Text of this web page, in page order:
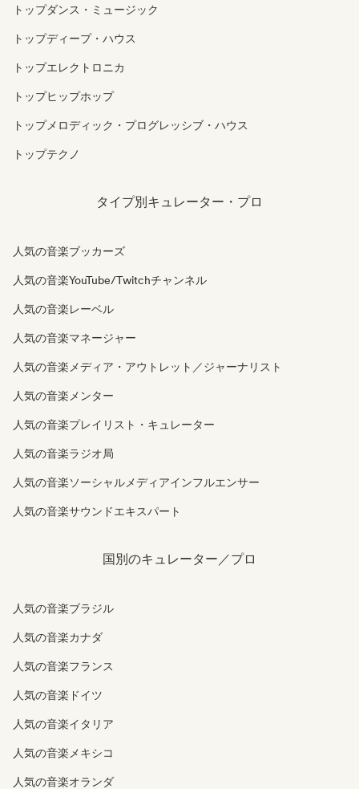
トップダンス・ミュージック
トップディープ・ハウス
トップエレクトロニカ
トップヒップホップ
トップメロディック・プログレッシブ・ハウス
トップテクノ
タイプ別キュレーター・プロ
人気の音楽ブッカーズ
人気の音楽YouTube/Twitchチャンネル
人気の音楽レーベル
人気の音楽マネージャー
人気の音楽メディア・アウトレット／ジャーナリスト
人気の音楽メンター
人気の音楽プレイリスト・キュレーター
人気の音楽ラジオ局
人気の音楽ソーシャルメディアインフルエンサー
人気の音楽サウンドエキスパート
国別のキュレーター／プロ
人気の音楽ブラジル
人気の音楽カナダ
人気の音楽フランス
人気の音楽ドイツ
人気の音楽イタリア
人気の音楽メキシコ
人気の音楽オランダ